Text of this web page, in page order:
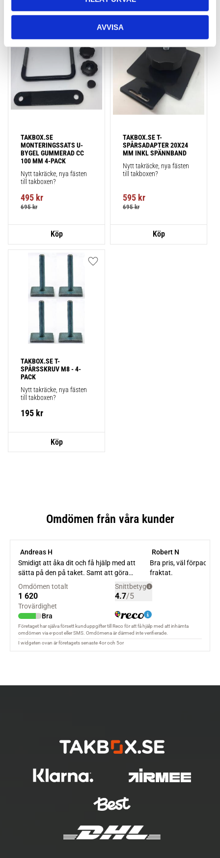
AVVISA
TAKBOX.SE
MONTERINGSSATS U-
BYGEL GUMMERAD CC
100 MM 4-PACK
Nytt takräcke, nya fästen
till takboxen?
495 kr
695kr
TAKBOX.SE T-
SPÅRSADAPTER 20X24
MM INKL SPÄNNBAND
Nytt takräcke, nya fästen
till takboxen?
595 kr
695kr
Lägg
TAKBOX.SE T-
SPÅRSSKRUV M8 - 4-
PACK
Nytt takräcke, nya fästen
till takboxen?
195 kr
Lägg till i favoriter